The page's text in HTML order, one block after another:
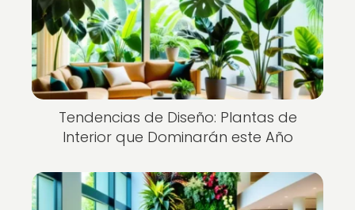
Tendencias de Diseño: Plantas de
Interior que Dominarán este Año